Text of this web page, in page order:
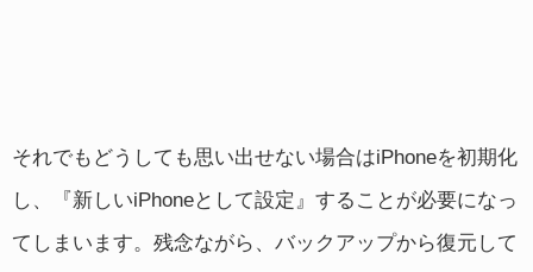
それでもどうしても思い出せない場合はiPhoneを初期化
し、『新しいiPhoneとして設定』することが必要になっ
てしまいます。残念ながら、バックアップから復元して